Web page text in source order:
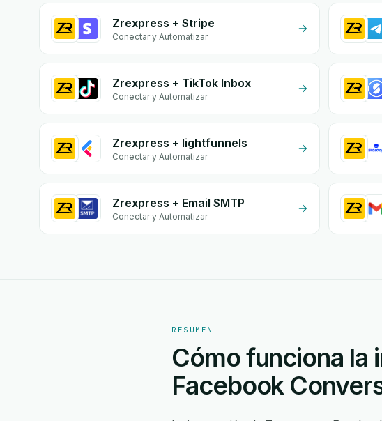
Zrexpress + Stripe
Conectar y Automatizar
Zrexpress + TikTok Inbox
Conectar y Automatizar
Zrexpress + lightfunnels
Conectar y Automatizar
Zrexpress + Email SMTP
Conectar y Automatizar
RESUMEN
Cómo funciona la
Facebook